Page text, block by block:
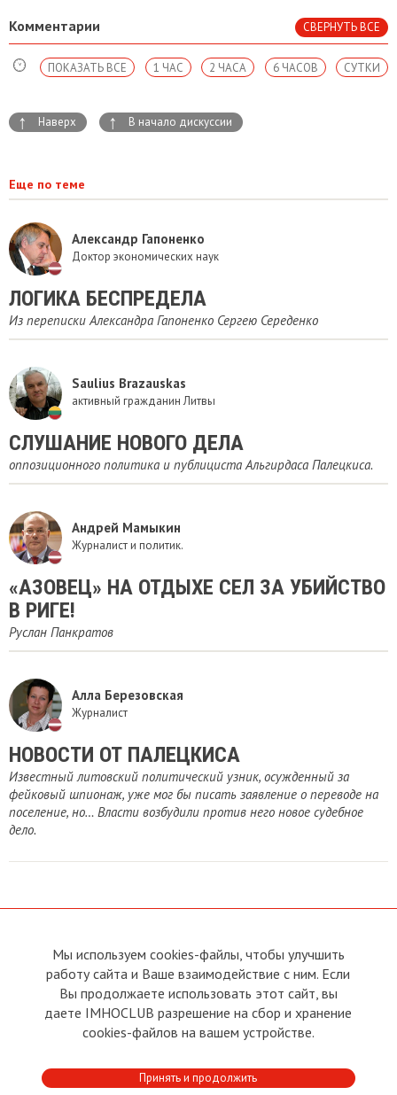
Комментарии СВЕРНУТЬ ВСЕ
СУТКИ
6 ЧАСОВ
2 ЧАСА
1 ЧАС
ПОКАЗАТЬ ВСЕ
↑ Наверх ↑ В начало дискуссии
Еще по теме
Александр Гапоненко
Доктор экономических наук
ЛОГИКА БЕСПРЕДЕЛА
Из переписки Александра Гапоненко Сергею Середенко
Saulius Brazauskas
активный гражданин Литвы
СЛУШАНИЕ НОВОГО ДЕЛА
оппозиционного политика и публициста Альгирдаса Палецкиса.
Андрей Мамыкин
Журналист и политик.
«‎АЗОВЕЦ»‎ НА ОТДЫХЕ СЕЛ ЗА УБИЙСТВО
В РИГЕ!
Руслан Панкратов
Алла Березовская
Журналист
НОВОСТИ ОТ ПАЛЕЦКИСА
Известный литовский политический узник, осужденный за
фейковый шпионаж, уже мог бы писать заявление о переводе на
поселение, но… Власти возбудили против него новое судебное
дело.
О сайте
Условия пользования
Политика конфиденциальности
Прямая связь с
Председателем
Прямая связь c членами клуба
Реклама
Контакты
Club
Мы используем cookies-файлы, чтобы улучшить
работу сайта и Ваше взаимодействие с ним. Если
Вы продолжаете использовать этот сайт, вы
даете IMHOCLUB разрешение на сбор и хранение
cookies-файлов на вашем устройстве.
Принять и продолжить